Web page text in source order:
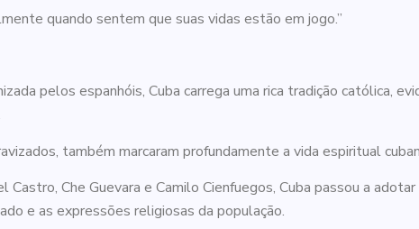
quando sentem que suas vidas estão em jogo.”
pelos espanhóis, Cuba carrega uma rica tradição católica,
também marcaram profundamente a vida espiritual
Che Guevara e Camilo Cienfuegos, Cuba passou a
e as expressões religiosas da população.